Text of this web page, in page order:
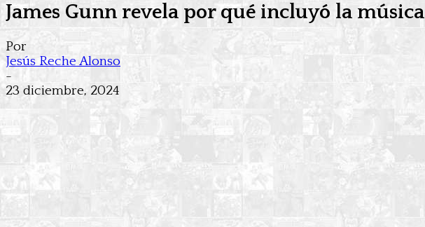
James Gunn revela por qué incluyó la
Por
Jesús Reche Alonso
-
23 diciembre, 2024